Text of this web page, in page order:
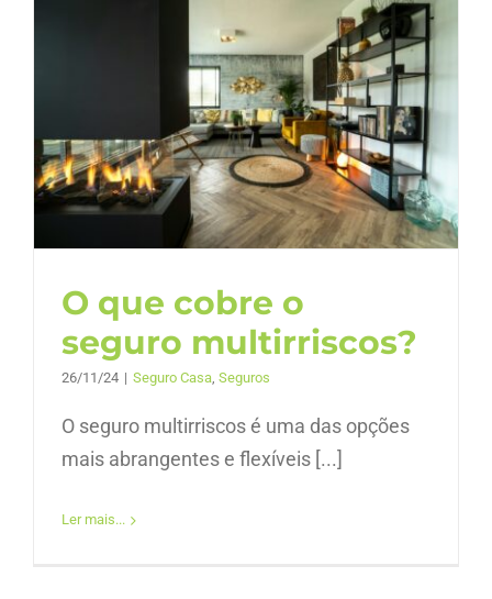
O que cobre o
seguro multirriscos?
26/11/24 | Seguro Casa, Seguros
O seguro multirriscos é uma das opções
mais abrangentes e flexíveis [...]
Ler mais...